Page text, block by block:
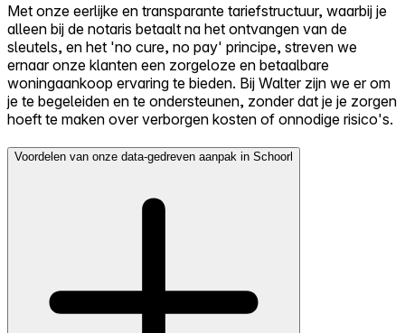
Met onze eerlijke en transparante tariefstructuur, waarbij je
alleen bij de notaris betaalt na het ontvangen van de
sleutels, en het 'no cure, no pay' principe, streven we
ernaar onze klanten een zorgeloze en betaalbare
woningaankoop ervaring te bieden. Bij Walter zijn we er om
je te begeleiden en te ondersteunen, zonder dat je je zorgen
hoeft te maken over verborgen kosten of onnodige risico's.
Voordelen van onze data-gedreven aanpak in Schoorl